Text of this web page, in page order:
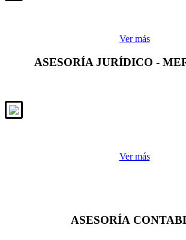
Ver más
ASESORÍA JURÍDICO -
Ver más
ASESORÍA